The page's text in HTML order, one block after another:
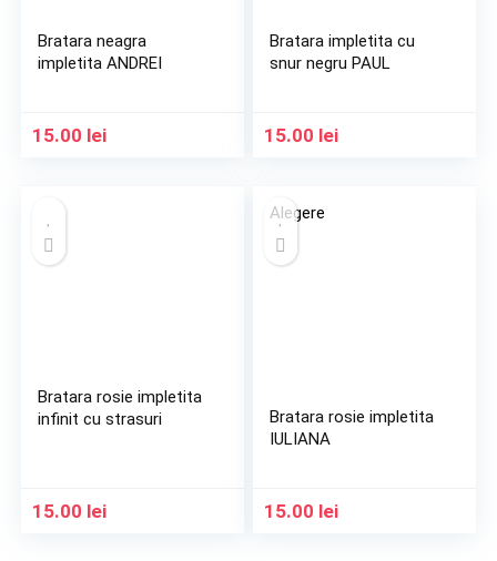
Bratara neagra
impletita ANDREI
15.00 lei
Bratara impletita cu
snur negru PAUL
15.00 lei
Bratara rosie impletita
infinit cu strasuri
15.00 lei
Alegere
Bratara rosie impletita
IULIANA
15.00 lei